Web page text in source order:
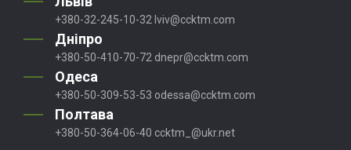
+380-32-245-10-32 lviv@ccktm.com
Дніпро
+380-50-410-70-72 dnepr@ccktm.com
Одеса
+380-50-309-53-53 odessa@ccktm.com
Полтава
+380-50-364-06-40 ccktm_@ukr.net